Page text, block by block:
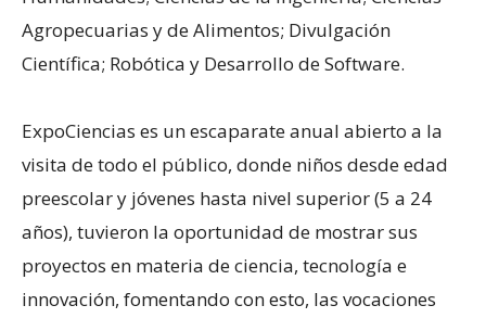
Agropecuarias y de Alimentos; Divulgación
Científica; Robótica y Desarrollo de Software.
ExpoCiencias es un escaparate anual abierto a la
visita de todo el público, donde niños desde edad
preescolar y jóvenes hasta nivel superior (5 a 24
años), tuvieron la oportunidad de mostrar sus
proyectos en materia de ciencia, tecnología e
innovación, fomentando con esto, las vocaciones